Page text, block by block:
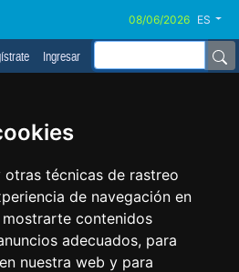
otras técnicas de rastreo
de navegación en
contenidos
adecuados, para
nuestra web y para
ES
Ingresar